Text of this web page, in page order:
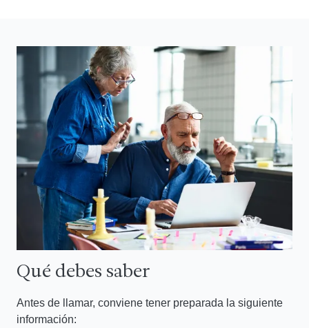
Qué debes saber
Antes de llamar, conviene tener preparada la siguiente
información: